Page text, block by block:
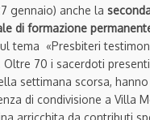
gennaio) anche la
di formazione
tema «Presbiteri
Oltre 70 i sacerdoti
settimana scorsa,
di condivisione a Villa
arricchita da contributi